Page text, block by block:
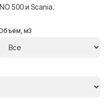
500 и Scania.
м3